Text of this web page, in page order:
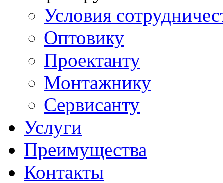
Условия
Оптовику
Проектанту
Монтажнику
Сервисанту
Услуги
Преимущества
Контакты